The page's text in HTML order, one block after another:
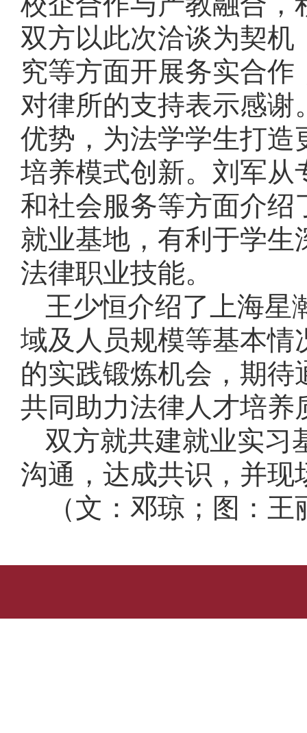
双方以此次洽谈为契机
究等方面开展务实合
对律所的支持表示感
优势，为法学学生打造
培养模式创新。刘军从
和社会服务等方面介绍
就业基地， 有利于学生
法律职业技能。
王少恒介绍了上海星
域及人员规模等基本情
的实践锻炼机会，期
共同助力法律人才培养
双方就共建就业实习
沟通，达成共识，并
（文：邓琼；图：